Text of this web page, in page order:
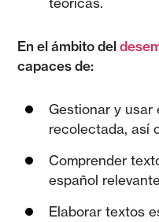
En el ámbito del
capaces de:
Gestionar y usar
recolectada, así
Comprender
español
Elaborar textos